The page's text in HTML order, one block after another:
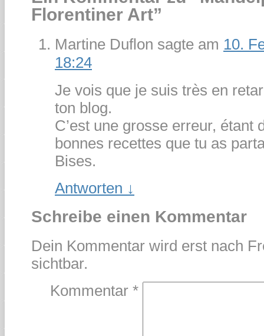
Florentiner Art”
Martine Duflon sagte am 10.
18:24
Je vois que je suis très en
ton blog.
C’est une grosse erreur, étant
bonnes recettes que tu as
Bises.
Antworten ↓
Schreibe einen Kommentar
Dein Kommentar wird erst nach
sichtbar.
Kommentar *